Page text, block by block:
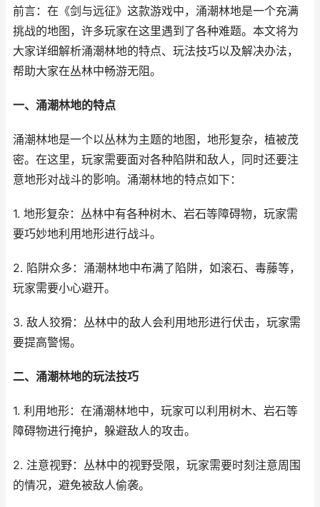
前言：在《剑与远征》这款游戏中，涌潮林地是一个充满
挑战的地图，许多玩家在这里遇到了各种难题。本文将为
大家详细解析涌潮林地的特点、玩法技巧以及解决办法，
帮助大家在丛林中畅游无阻。
一、涌潮林地的特点
涌潮林地是一个以丛林为主题的地图，地形复杂，植被茂
密。在这里，玩家需要面对各种陷阱和敌人，同时还要注
意地形对战斗的影响。涌潮林地的特点如下：
1. 地形复杂：丛林中有各种树木、岩石等障碍物，玩家需
要巧妙地利用地形进行战斗。
2. 陷阱众多：涌潮林地中布满了陷阱，如滚石、毒藤等，
玩家需要小心避开。
3. 敌人狡猾：丛林中的敌人会利用地形进行伏击，玩家需
要提高警惕。
二、涌潮林地的玩法技巧
1. 利用地形：在涌潮林地中，玩家可以利用树木、岩石等
障碍物进行掩护，躲避敌人的攻击。
2. 注意视野：丛林中的视野受限，玩家需要时刻注意周围
的情况，避免被敌人偷袭。